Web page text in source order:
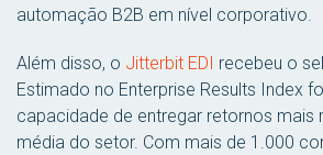
automação B2B em nível corporativo.
Além disso, o Jitterbit EDI recebeu o
Estimado no Enterprise Results Index
capacidade de entregar retornos mais
média do setor. Com mais de 1.000